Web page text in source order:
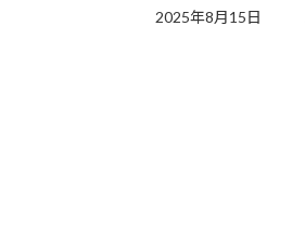
2025年8月15日